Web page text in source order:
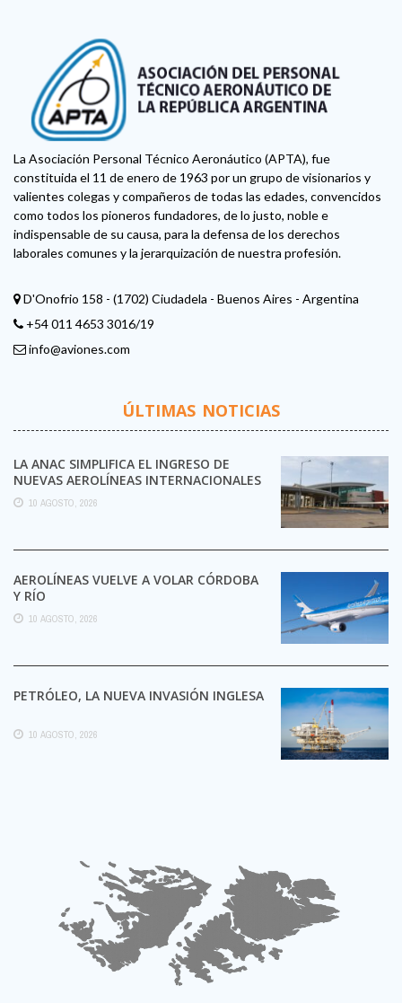
La Asociación Personal Técnico Aeronáutico (APTA), fue
constituida el 11 de enero de 1963 por un grupo de visionarios y
valientes colegas y compañeros de todas las edades, convencidos
como todos los pioneros fundadores, de lo justo, noble e
indispensable de su causa, para la defensa de los derechos
laborales comunes y la jerarquización de nuestra profesión.
D'Onofrio 158 - (1702) Ciudadela - Buenos Aires - Argentina
+54 011 4653 3016/19
info@aviones.com
ÚLTIMAS NOTICIAS
LA ANAC SIMPLIFICA EL INGRESO DE
NUEVAS AEROLÍNEAS INTERNACIONALES
A LA ARGENTINA
10 AGOSTO, 2026
AEROLÍNEAS VUELVE A VOLAR CÓRDOBA
Y RÍO
10 AGOSTO, 2026
PETRÓLEO, LA NUEVA INVASIÓN INGLESA
10 AGOSTO, 2026